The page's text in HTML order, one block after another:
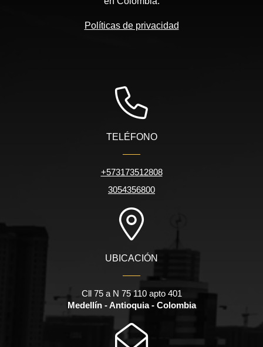
Políticas de privacidad
TELÉFONO
+573173512808
3054356800
UBICACIÓN
Cll 75 a N 75 110 apto 401
Medellín - Antioquia - Colombia